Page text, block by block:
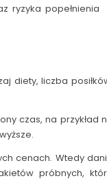
ryzyka popełnienia
diety, liczba
czas, na przykład
cenach. Wtedy
próbnych,